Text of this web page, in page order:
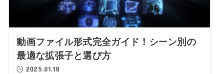
動画ファイル形式完全ガイド！シーン別の
最適な拡張子と選び方
2025.01.18